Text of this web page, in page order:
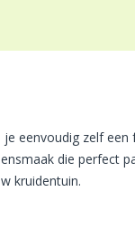
eenvoudig zelf een
die perfect
kruidentuin.